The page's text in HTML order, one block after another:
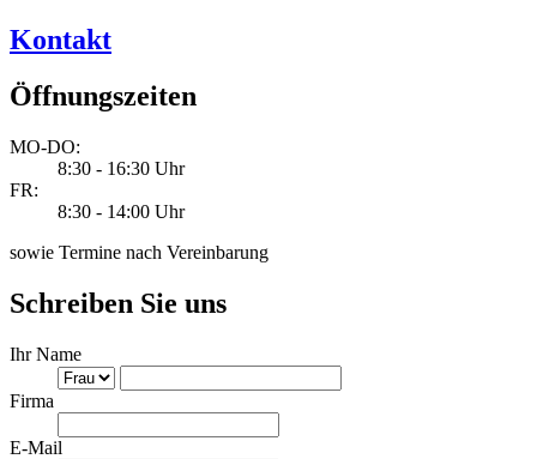
Kontakt
Öffnungszeiten
MO-DO:
8:30 - 16:30 Uhr
FR:
8:30 - 14:00 Uhr
sowie Termine nach Vereinbarung
Schreiben Sie uns
Ihr Name
Firma
E-Mail